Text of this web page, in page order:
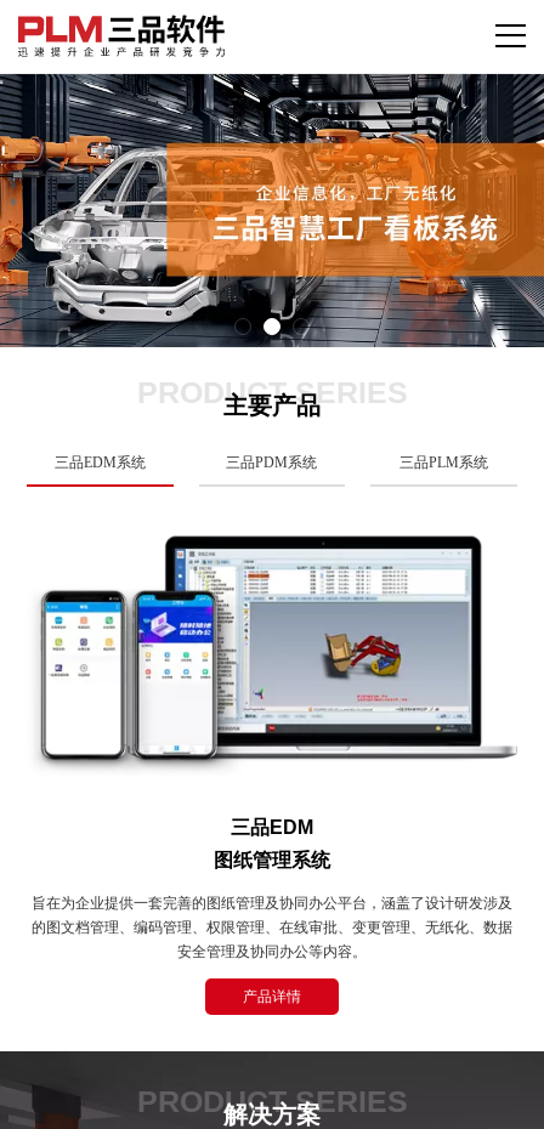
PRODUCT SERIES
主要产品
三品EDM系统 三品PDM系统 三品PLM系统
三品EDM
图纸管理系统
旨在为企业提供一套完善的图纸管理及协同办公平台，涵盖了设计研发涉及
的图文档管理、编码管理、权限管理、在线审批、变更管理、无纸化、数据
安全管理及协同办公等内容。
产品详情
PRODUCT SERIES
解决方案